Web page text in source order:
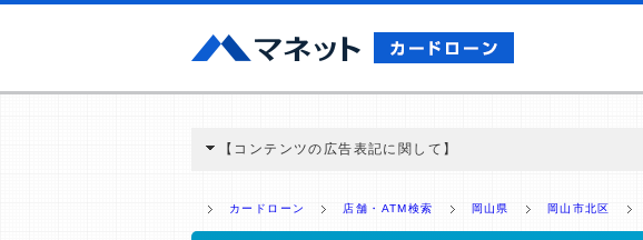
【コンテンツの広告表記に関して】
ミ収集などに基づき、公平性を担保した情報提供を行っています。
>提携企業一覧
カードローン 店舗・ATM検索 岡山県 岡山市北区